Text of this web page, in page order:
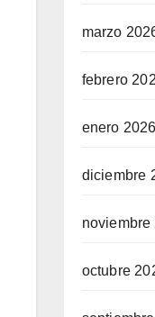
marzo
febrero
enero 2026
diciembre
noviembre
octubre